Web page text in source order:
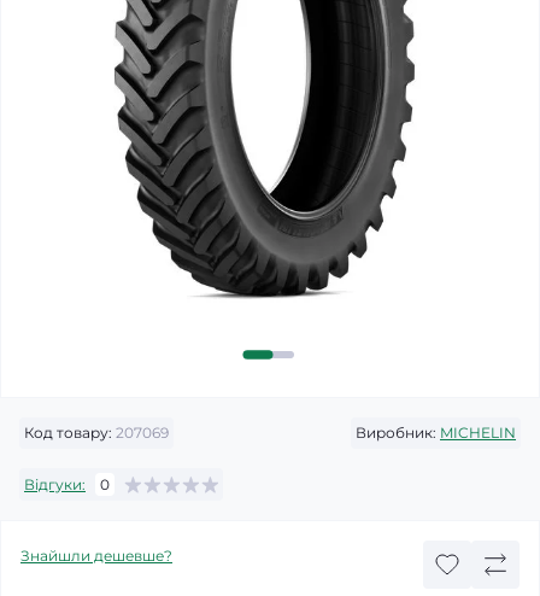
Код товару: 207069 Виробник: MICHELIN
Відгуки: 0
Знайшли дешевше?